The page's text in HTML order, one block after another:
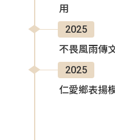
用
2025
不畏風雨傳
2025
仁愛鄉表揚